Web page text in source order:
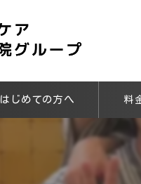
はじめての方へ 料